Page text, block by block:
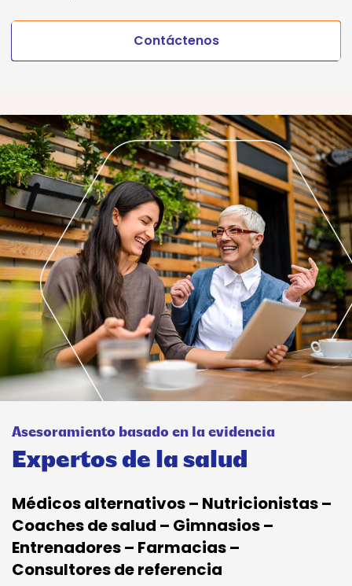
Contáctenos
Asesoramiento basado en la evidencia
Expertos de la salud
Médicos alternativos – Nutricionistas –
Coaches de salud – Gimnasios –
Entrenadores – Farmacias –
Consultores de referencia